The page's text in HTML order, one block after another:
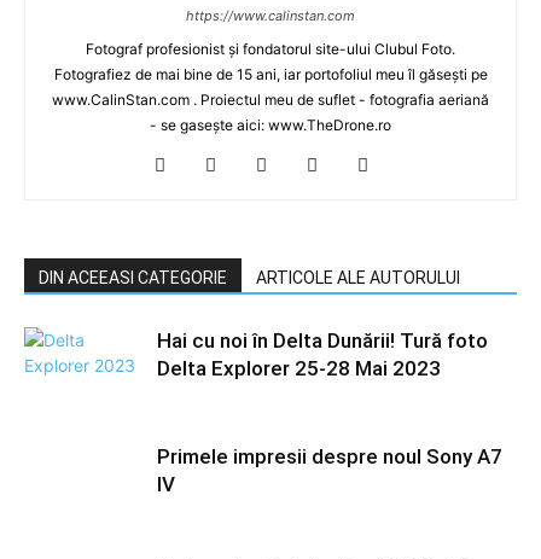
https://www.calinstan.com
Fotograf profesionist și fondatorul site-ului Clubul Foto.
Fotografiez de mai bine de 15 ani, iar portofoliul meu îl găsești pe
www.CalinStan.com . Proiectul meu de suflet - fotografia aeriană
- se gasește aici: www.TheDrone.ro
DIN ACEEASI CATEGORIE ARTICOLE ALE AUTORULUI
Hai cu noi în Delta Dunării! Tură foto
Delta Explorer 25-28 Mai 2023
Primele impresii despre noul Sony A7
IV